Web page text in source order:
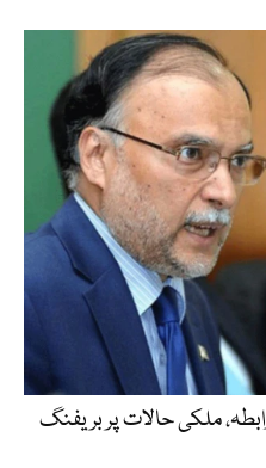
ملکی حالات پر بریفنگ